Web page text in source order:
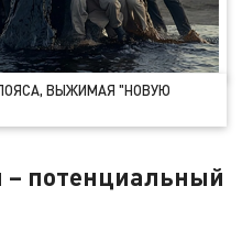
ВЫЖИМАЯ "НОВУЮ
– потенциальный